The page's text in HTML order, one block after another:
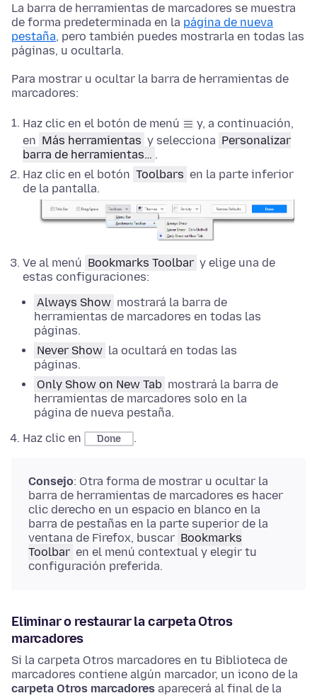
La barra de herramientas de marcadores se muestra
de forma predeterminada en la página de nueva
pestaña, pero también puedes mostrarla en todas las
páginas, u ocultarla.
Para mostrar u ocultar la barra de herramientas de
marcadores:
Haz clic en el botón de menú
y, a continuación,
en Más herramientas y selecciona Personalizar
barra de herramientas… .
Haz clic en el botón Toolbars en la parte inferior
de la pantalla.
Ve al menú Bookmarks Toolbar y elige una de
estas configuraciones:
Always Show mostrará la barra de
herramientas de marcadores en todas las
páginas.
Never Show la ocultará en todas las
páginas.
Only Show on New Tab mostrará la barra de
herramientas de marcadores solo en la
página de nueva pestaña.
Haz clic en
Done .
Consejo: Otra forma de mostrar u ocultar la
barra de herramientas de marcadores es hacer
clic derecho en un espacio en blanco en la
barra de pestañas en la parte superior de la
ventana de Firefox, buscar Bookmarks
Toolbar en el menú contextual y elegir tu
configuración preferida.
Eliminar o restaurar la carpeta Otros
marcadores
Si la carpeta Otros marcadores en tu Biblioteca de
marcadores contiene algún marcador, un icono de la
carpeta Otros marcadores aparecerá al final de la